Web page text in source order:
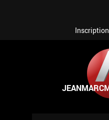
Inscription